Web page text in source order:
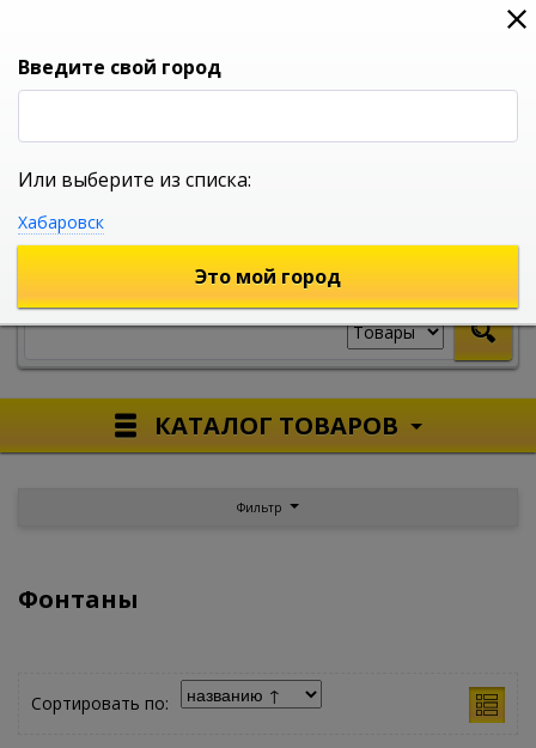
0
УНИВЕРСАЛЬНЫЙ ИНТЕРНЕТ МАГАЗИН
КАТАЛОГ ТОВАРОВ
Фильтр
Фонтаны
Сортировать по:
Введите свой город
Или выберите из списка:
Хабаровск
Это мой город